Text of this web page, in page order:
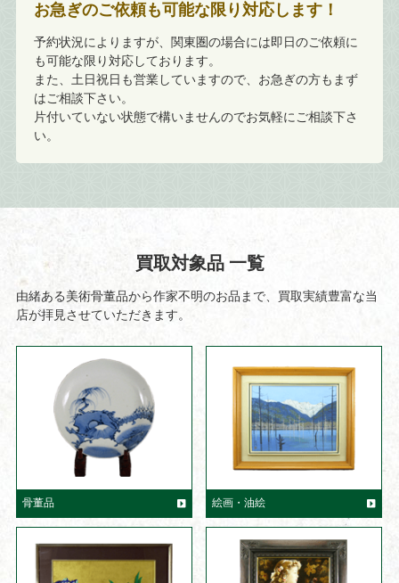
お急ぎのご依頼も可能な限り対応します！
予約状況によりますが、関東圏の場合には即日のご依頼に
も可能な限り対応しております。
また、土日祝日も営業していますので、お急ぎの方もまず
はご相談下さい。
片付いていない状態で構いませんのでお気軽にご相談下さ
い。
買取対象品 一覧
由緒ある美術骨董品から作家不明のお品まで、買取実績豊富な当
店が拝見させていただきます。
骨董品 絵画・油絵